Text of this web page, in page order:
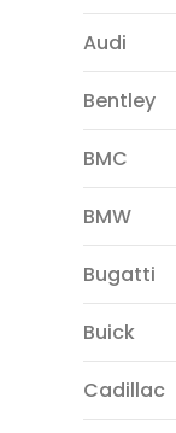
Audi
Bentley
BMC
BMW
Bugatti
Buick
Cadillac